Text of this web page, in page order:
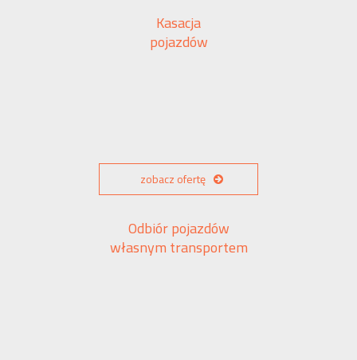
Kasacja
pojazdów
zobacz ofertę
Odbiór pojazdów
własnym transportem